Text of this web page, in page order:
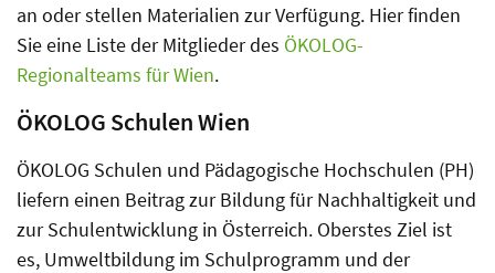
an oder stellen Materialien zur Verfügung. Hier finden
Sie eine Liste der Mitglieder des ÖKOLOG-
Regionalteams für Wien.
ÖKOLOG Schulen Wien
ÖKOLOG Schulen und Pädagogische Hochschulen (PH)
liefern einen Beitrag zur Bildung für Nachhaltigkeit und
zur Schulentwicklung in Österreich. Oberstes Ziel ist
es, Umweltbildung im Schulprogramm und der